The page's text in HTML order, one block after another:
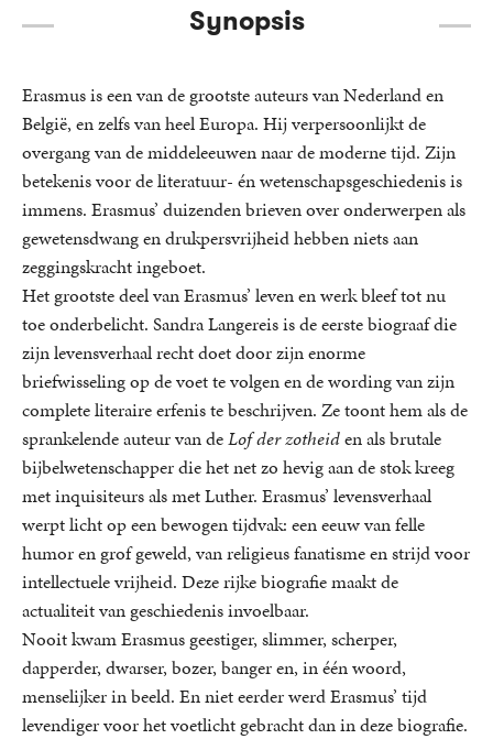
Synopsis
Erasmus is een van de grootste auteurs van Nederland en
België, en zelfs van heel Europa. Hij verpersoonlijkt de
overgang van de middeleeuwen naar de moderne tijd. Zijn
betekenis voor de literatuur- én wetenschapsgeschiedenis is
immens. Erasmus’ duizenden brieven over onderwerpen als
gewetensdwang en drukpersvrijheid hebben niets aan
zeggingskracht ingeboet.
Het grootste deel van Erasmus’ leven en werk bleef tot nu
toe onderbelicht. Sandra Langereis is de eerste biograaf die
zijn levensverhaal recht doet door zijn enorme
briefwisseling op de voet te volgen en de wording van zijn
complete literaire erfenis te beschrijven. Ze toont hem als de
sprankelende auteur van deLof der zotheiden als brutale
bijbelwetenschapper die het net zo hevig aan de stok kreeg
met inquisiteurs als met Luther. Erasmus’ levensverhaal
werpt licht op een bewogen tijdvak: een eeuw van felle
humor en grof geweld, van religieus fanatisme en strijd voor
intellectuele vrijheid. Deze rijke biografie maakt de
actualiteit van geschiedenis invoelbaar.
Nooit kwam Erasmus geestiger, slimmer, scherper,
dapperder, dwarser, bozer, banger en, in één woord,
menselijker in beeld. En niet eerder werd Erasmus’ tijd
levendiger voor het voetlicht gebracht dan in deze biografie.